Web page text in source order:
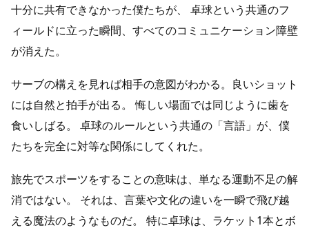
十分に共有できなかった僕たちが、 卓球という共通のフ
ィールドに立った瞬間、すべてのコミュニケーション障壁
が消えた。
サーブの構えを見れば相手の意図がわかる。良いショット
には自然と拍手が出る。 悔しい場面では同じように歯を
食いしばる。 卓球のルールという共通の「言語」が、僕
たちを完全に対等な関係にしてくれた。
旅先でスポーツをすることの意味は、単なる運動不足の解
消ではない。 それは、言葉や文化の違いを一瞬で飛び越
える魔法のようなものだ。 特に卓球は、ラケット1本とボ